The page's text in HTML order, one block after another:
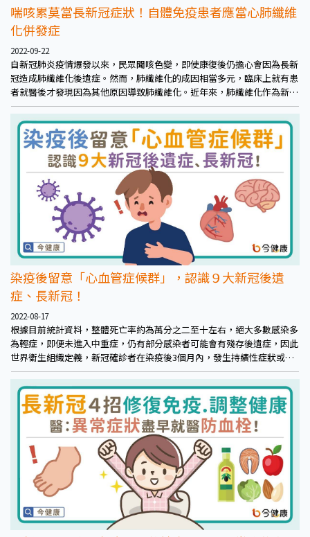
喘咳累莫當長新冠症狀！自體免疫患者應當心肺纖維
化併發症
2022-09-22
自新冠肺炎疫情爆發以來，民眾聞咳色變，即使康復後仍擔心會因為長新
冠造成肺纖維化後遺症。然而，肺纖維化的成因相當多元，臨床上就有患
者就醫後才發現因為其他原因導致肺纖維化。近年來，肺纖維化作為新冠
肺炎常見後遺症而廣為人知，其實，肺纖維化並非只有發生在新冠肺炎患
者，包括自體免疫疾病、高齡、吸菸、空氣汙染、病毒感染、胃食道逆流
都是相關危險因子。
染疫後留意「心血管症候群」，認識９大新冠後遺
症、長新冠！
2022-08-17
根據目前統計資料，整體死亡率約為萬分之二至十左右，絕大多數感染多
為輕症，即便未進入中重症，仍有部分感染者可能會有殘存後遺症，因此
世界衛生組織定義，新冠確診者在染疫後3個月內，發生持續性症狀或後
遺症長達2個月以上為「長新冠症候群」，目前統計全球約有1至2成感染
者，在病毒急性感染康復後會有此現象，涵蓋症狀五花八門，包含各器
官、系統或感官病症，常見的有：